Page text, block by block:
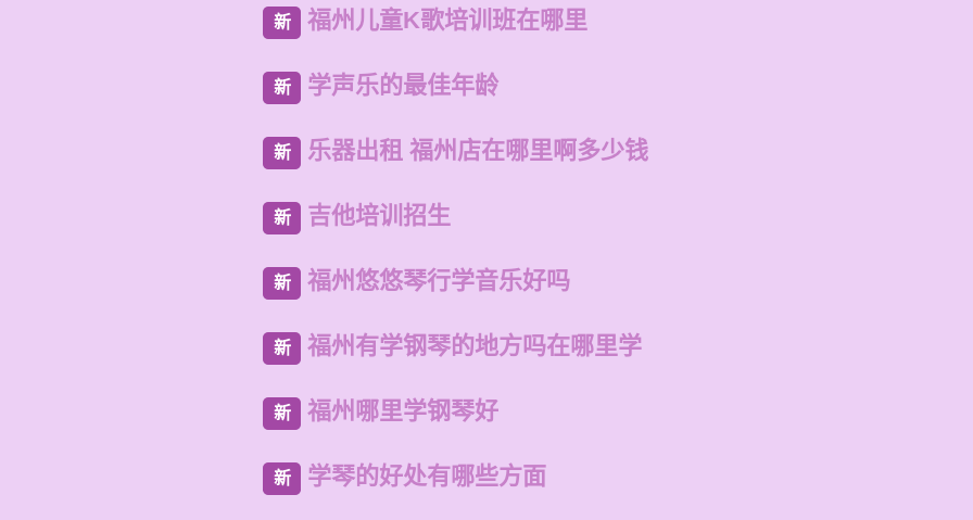
新 福州儿童K歌培训班在哪里
新 学声乐的最佳年龄
新 乐器出租 福州店在哪里啊多少钱
新 吉他培训招生
新 福州悠悠琴行学音乐好吗
新 福州有学钢琴的地方吗在哪里学
新 福州哪里学钢琴好
新 学琴的好处有哪些方面